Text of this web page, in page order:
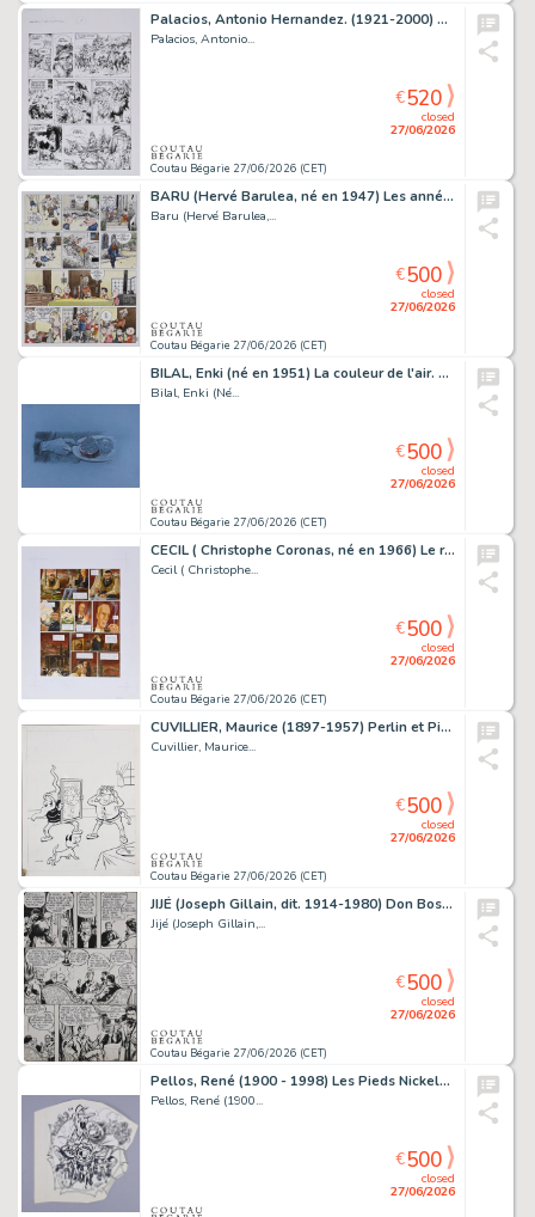
Palacios, Antonio Hernandez. (1921-2000) Manos Kelly,...
Palacios, Antonio...
Coutau Bégarie 27/06/2026 (CET)
closed
27/06/2026
€520
BARU (Hervé Barulea, né en 1947) Les années Spoutnik,...
Baru (Hervé Barulea,...
Coutau Bégarie 27/06/2026 (CET)
closed
27/06/2026
€500
BILAL, Enki (né en 1951) La couleur de l'air. Fusain...
Bilal, Enki (Né...
Coutau Bégarie 27/06/2026 (CET)
closed
27/06/2026
€500
CECIL ( Christophe Coronas, né en 1966) Le réseau Bombyce,...
Cecil ( Christophe...
Coutau Bégarie 27/06/2026 (CET)
closed
27/06/2026
€500
CUVILLIER, Maurice (1897-1957) Perlin et Pinpin, les...
Cuvillier, Maurice...
Coutau Bégarie 27/06/2026 (CET)
closed
27/06/2026
€500
JIJÉ (Joseph Gillain, dit. 1914-1980) Don Bosco, planche...
Jijé (Joseph Gillain,...
Coutau Bégarie 27/06/2026 (CET)
closed
27/06/2026
€500
Pellos, René (1900 - 1998) Les Pieds Nickelés Encre...
Pellos, René (1900...
closed
27/06/2026
€500